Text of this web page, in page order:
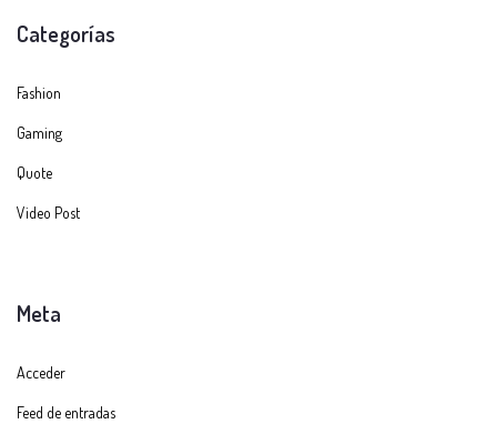
Categorías
Fashion
Gaming
Quote
Video Post
Meta
Acceder
Feed de entradas